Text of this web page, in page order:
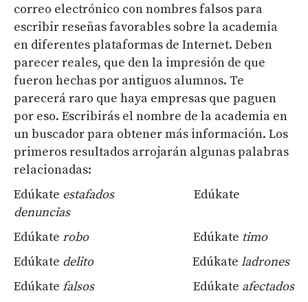
correo electrónico con nombres falsos para
escribir reseñas favorables sobre la academia
en diferentes plataformas de Internet. Deben
parecer reales, que den la impresión de que
fueron hechas por antiguos alumnos. Te
parecerá raro que haya empresas que paguen
por eso. Escribirás el nombre de la academia en
un buscador para obtener más información. Los
primeros resultados arrojarán algunas palabras
relacionadas:
Edúkate estafadosEdúkate
denuncias
Edúkate roboEdúkate timo
Edúkate delitoEdúkate ladrones
Edúkate falsosEdúkate afectados